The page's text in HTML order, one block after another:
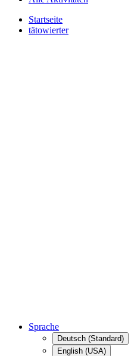
Startseite
tätowierter
Sprache
Deutsch (Standard)
English (USA)